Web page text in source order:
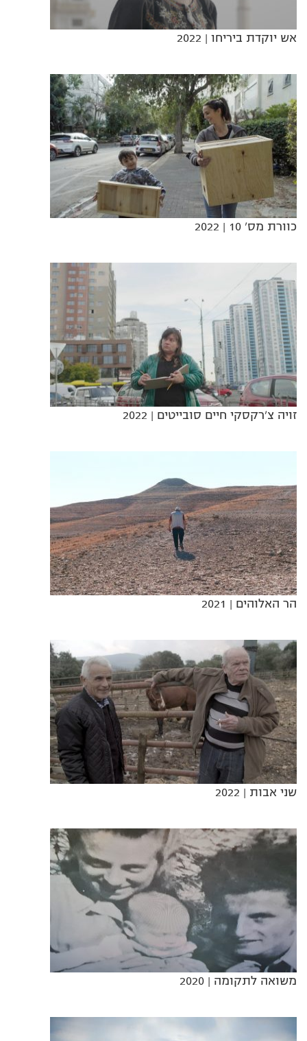
אש יוקדת ביריחו | 2022
כוורת מס' 10 | 2022
זויה צ'רקסקי חיים סובייטים | 2022
הר האלוהים | 2021
שני אבות | 2022
משואה לתקומה | 2020